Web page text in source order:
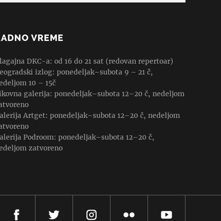
VREME
DKC-a: od 16 do 21 sat (redovan repertoar)
izlog: ponedeljak–subota 9 – 21 č,
10 – 15č
galerija: ponedeljak–subota 12–20 č, nedeljom
Artget: ponedeljak–subota 12–20 č, nedeljom
Podroom: ponedeljak–subota 12–20 č,
zatvoreno